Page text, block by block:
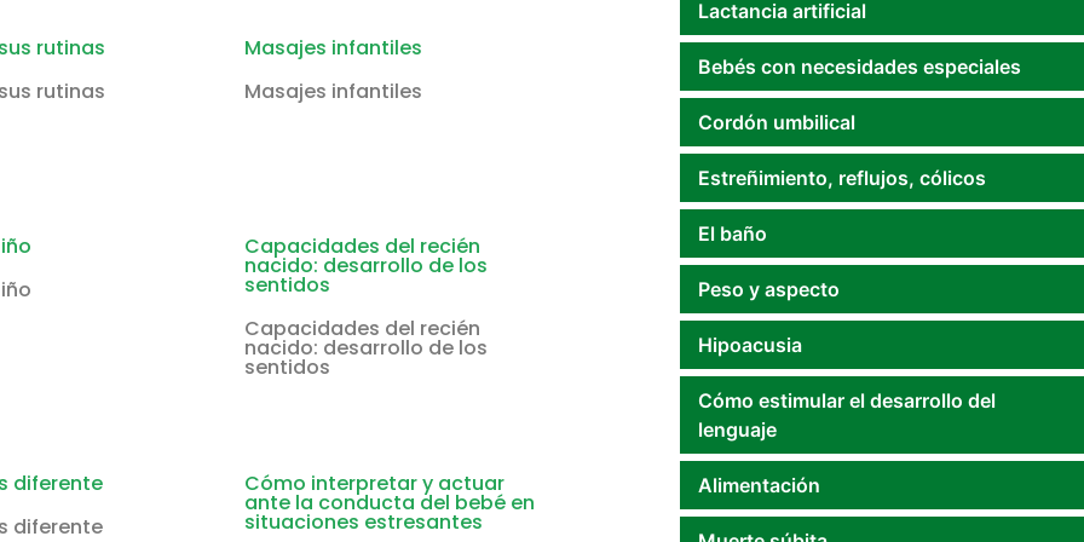
rutinas
rutinas
Masajes infantiles
Masajes infantiles
Capacidades del recién
nacido: desarrollo de los
sentidos
Capacidades del recién
nacido: desarrollo de los
sentidos
diferente
diferente
Cómo interpretar y actuar
ante la conducta del bebé en
situaciones estresantes
Lactancia artificial
Bebés con necesidades especiales
Cordón umbilical
Estreñimiento, reflujos, cólicos
El baño
Peso y aspecto
Hipoacusia
Cómo estimular el desarrollo del
lenguaje
Alimentación